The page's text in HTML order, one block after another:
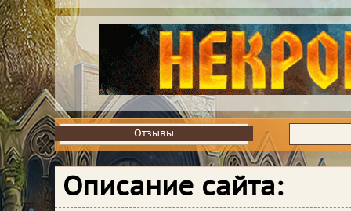
Отзывы
Отзывы
Описание сайта: